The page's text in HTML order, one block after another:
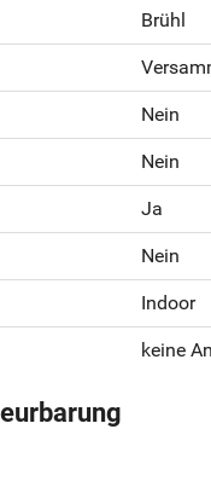
Brühl
Nein
Nein
Ja
Nein
Indoor
keine